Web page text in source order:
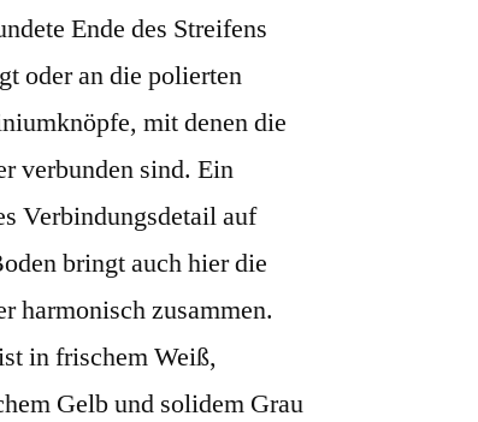
Ende des Streifens
oder an die polierten
mit denen die
verbunden sind. Ein
Verbindungsdetail auf
bringt auch hier die
harmonisch zusammen.
in frischem Weiß,
Gelb und solidem Grau